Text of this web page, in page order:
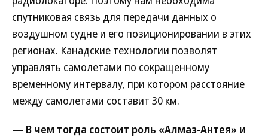
спутниковая связь для передачи данных о
воздушном судне и его позиционировании в этих
регионах. Канадские технологии позволят
управлять самолетами по сокращенному
временному интервалу, при котором расстояние
между самолетами составит 30 км.
— В чем тогда состоит роль «Алмаз-Антея» и